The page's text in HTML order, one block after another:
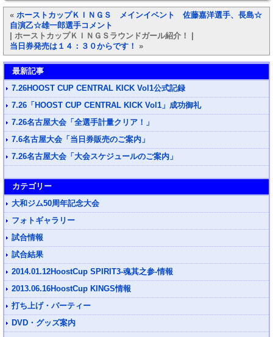
« ホーストカップＫＩＮＧＳ メインイベント 佐藤嘉洋選手、長島☆
自演乙☆雄一郎選手コメント
| ホーストカップＫＩＮＧＳラウンドガール紹介！ |
当日券発売は１４：３０からです！
»
最新記事
7.26HOOST CUP CENTRAL KICK Vol1公式記録
7.26「HOOST CUP CENTRAL KICK Vol1」成功御礼
7.26名古屋大会「全選手計量クリア！」
7.6名古屋大会「当日券販売のご案内」
7.26名古屋大会「大会スケジュールのご案内」
カテゴリー
大和ジム50周年記念大会
フォトギャラリー
試合情報
試合結果
2014.01.12HoostCup SPIRIT3-魂其之参-情報
2013.06.16HoostCup KINGS情報
打ち上げ・パーティー
DVD・グッズ案内